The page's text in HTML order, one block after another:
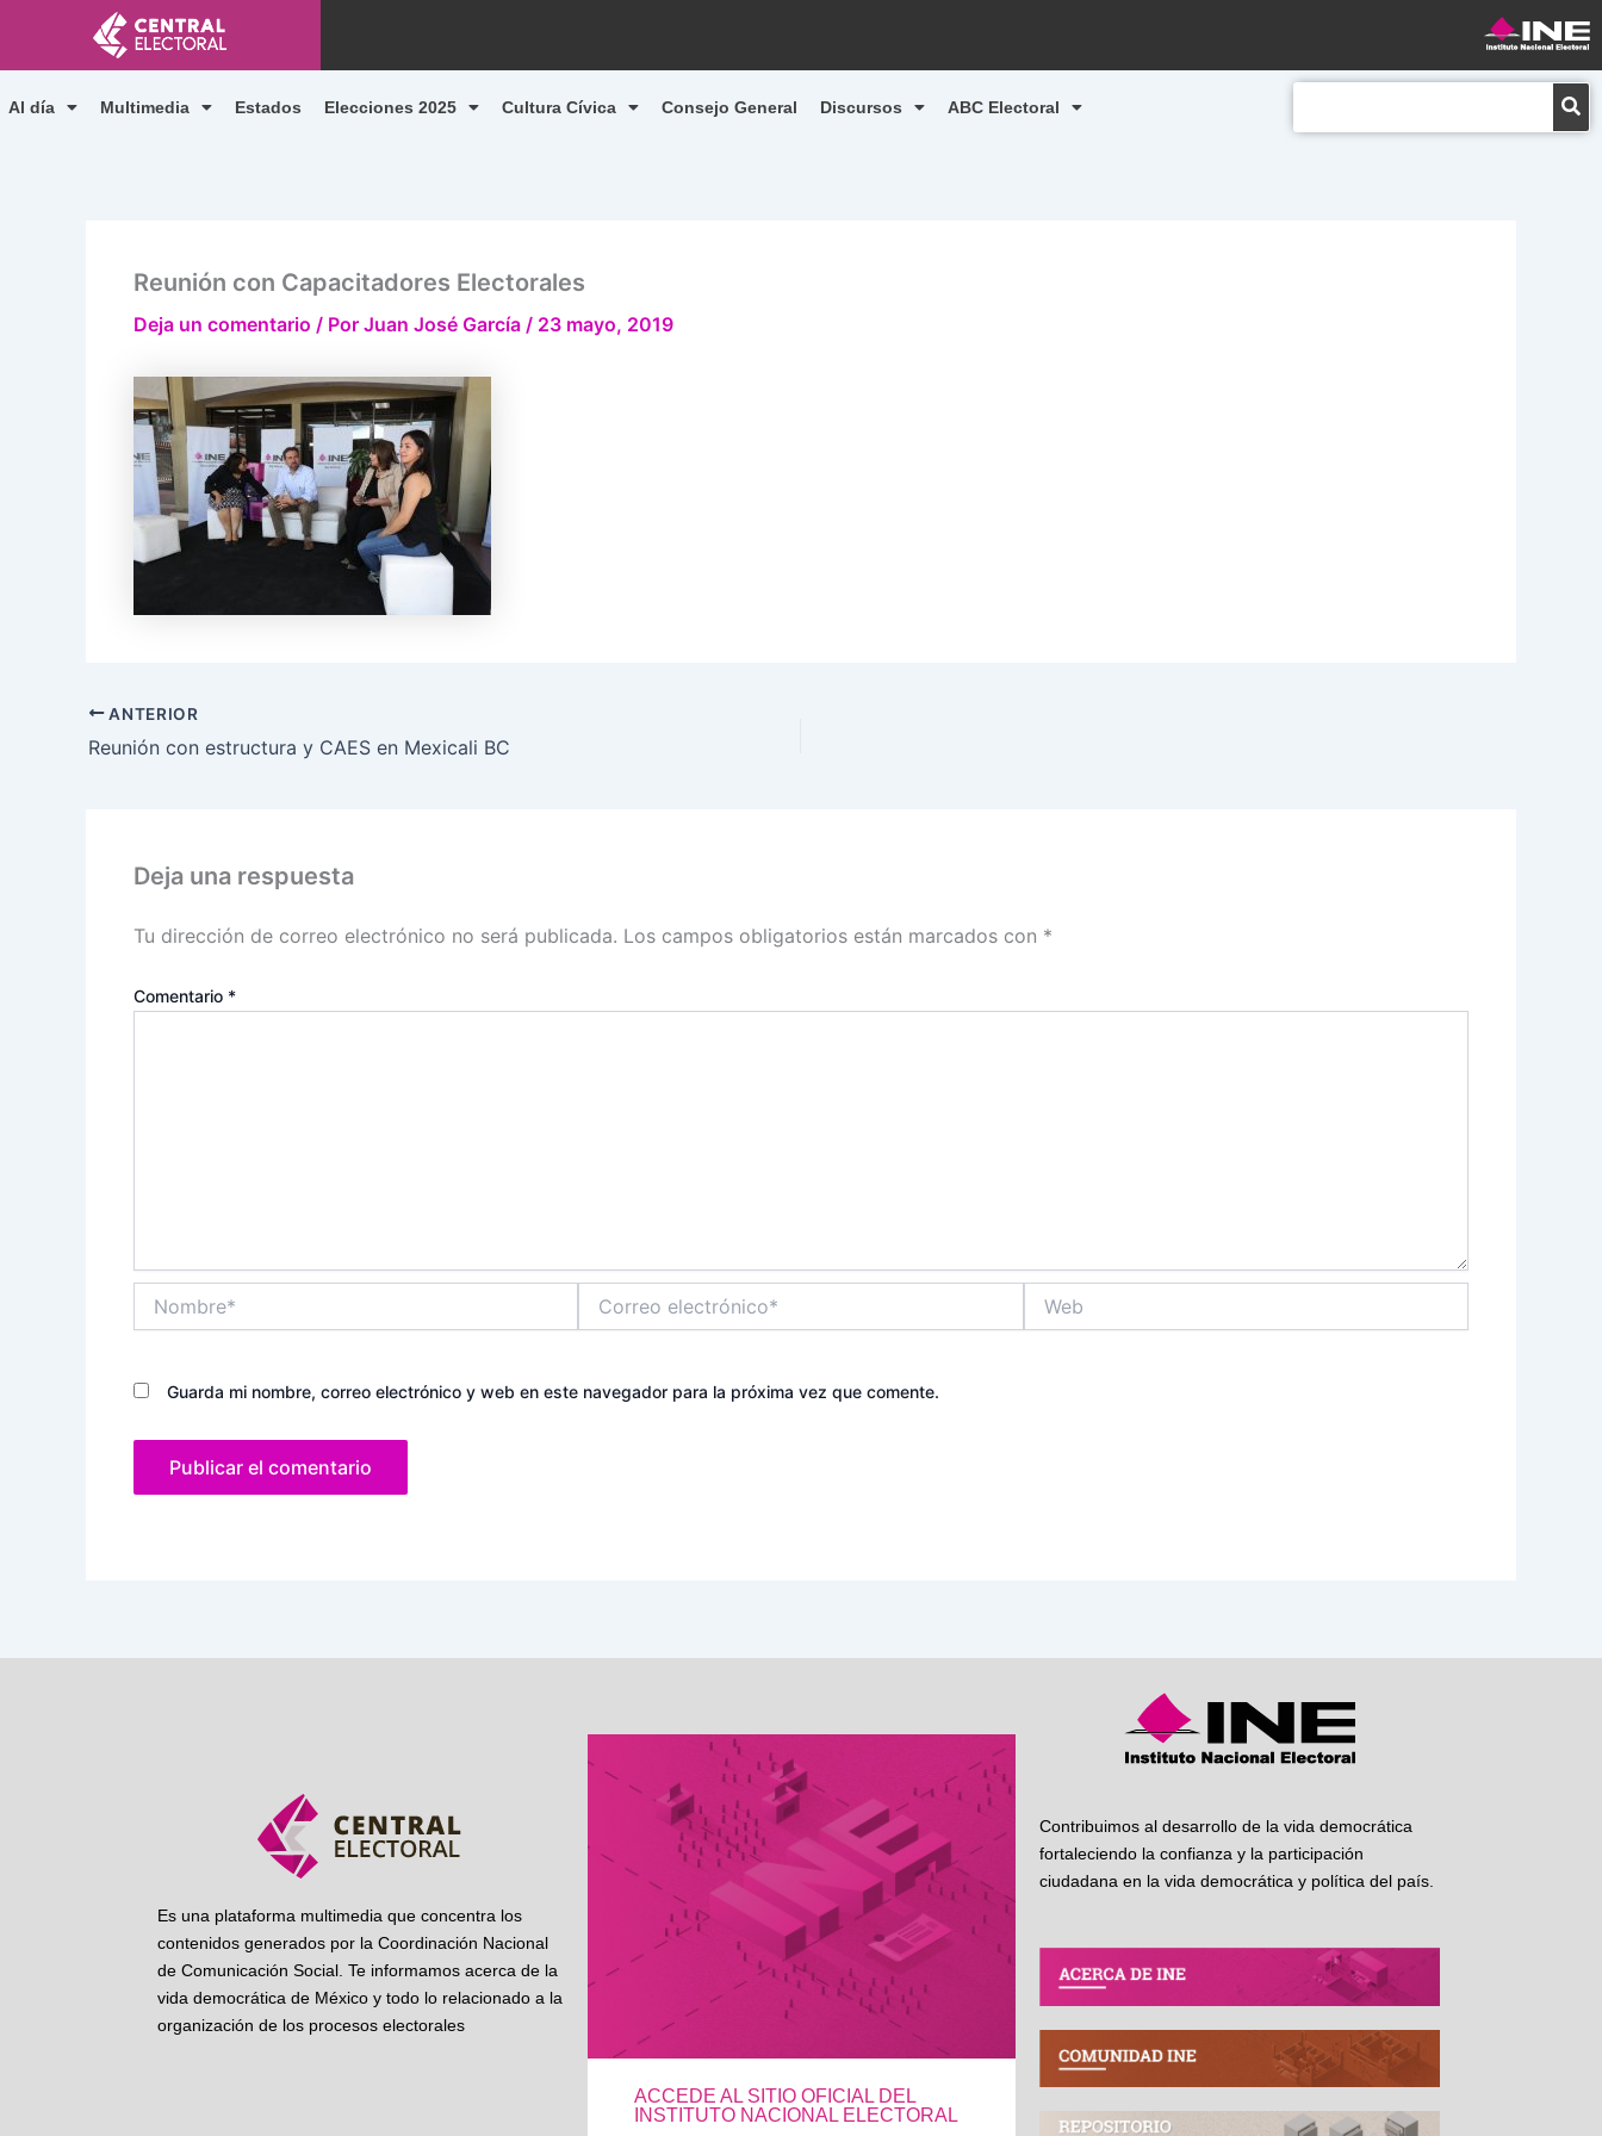
contenido
Al día Multimedia Estados Elecciones 2025 Cultura Cívica Consejo General Discursos ABC Electoral
Reunión con Capacitadores Electorales
Deja un comentario / Por Juan José García / 23 mayo, 2019
ANTERIOR
Reunión con estructura y CAES en Mexicali BC
Deja una respuesta
Tu dirección de correo electrónico no será publicada. Los campos obligatorios están marcados con *
Comentario *
electrónico*
Guarda mi nombre, correo electrónico y web en este navegador para la próxima vez que comente.
Es una plataforma multimedia que concentra los
contenidos generados por la Coordinación Nacional
de Comunicación Social. Te informamos acerca de la
vida democrática de México y todo lo relacionado a la
organización de los procesos electorales
ACCEDE AL SITIO OFICIAL DEL
INSTITUTO NACIONAL ELECTORAL
Contribuimos al desarrollo de la vida democrática
fortaleciendo la confianza y la participación
ciudadana en la vida democrática y política del país.